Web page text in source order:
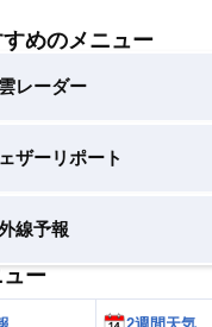
めのメニュー
レーダー
ザーリポート
線予報
ー
2週間天気